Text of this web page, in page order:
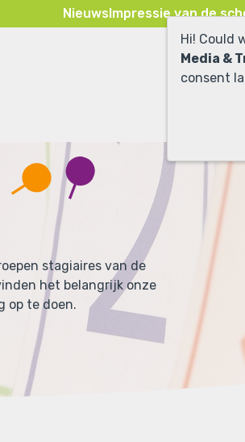
NieuwsImpressie van de
stagiaires van de
het belangrijk onze
op te doen.
Hi! Could
Media &
consent